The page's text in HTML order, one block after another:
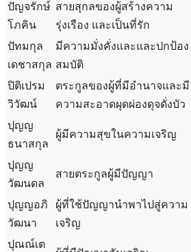
ปัญจรักษ์
โภคิน
สายสุกลของผู้สร้างความ
รุ่งเรือง และเป็นที่รัก
ปัทมกุล
เดชาสกุล
มีความมั่งคั่งและและปกป้อง
สมบัติ
ปิติเปรม
วิวัฒน์
ตระกูลของผู้ที่มีอำนาจและมี
ความสะอาดผุดผ่องดุจดั่งบัว
ปุญญ
ธนาสกุล
ผู้มีความสุขในความเจริญ
ปุญญ
วัฒนดล
สายตระกูลผู้มีปัญญา
ปุญญอภิ
วัฒนา
ผู้ที่ใช้ปัญญานำพาไปสู่ความ
เจริญ
ปุณณ์เต